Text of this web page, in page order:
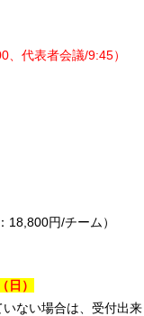
、代表者会議/9:45）
18,800円/チーム）
（日）
ない場合は、受付出